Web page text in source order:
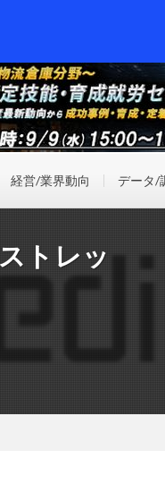
経営/業界動向 データ/
トレッ